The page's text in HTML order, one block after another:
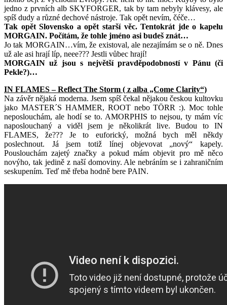
jedno z prvních alb SKYFORGER, tak by tam nebyly klávesy, ale
spíš dudy a různé dechové nástroje. Tak opět nevím, čéče…
Tak opět Slovensko a opět starší věc. Tentokrát jde o kapelu
MORGAIN. Počítám, že tohle jméno asi budeš znát…
Jo tak MORGAIN…vím, že existoval, ale nezajímám se o ně. Dnes
už ale asi hrají líp, neee??? Jestli vůbec hrají!
MORGAIN už jsou s největší pravděpodobností v Pánu (či
Pekle?)…
IN FLAMES – Reflect The Storm ( z alba „Come Clarity“)
Na závěr nějaká moderna. Jsem spíš čekal nějakou českou kultovku
jako MASTER´S HAMMER, ROOT nebo TÖRR :). Moc tohle
neposlouchám, ale hodí se to. AMORPHIS to nejsou, ty mám víc
naposlouchaný a viděl jsem je několikrát live. Budou to IN
FLAMES, že??? Je to euforický, možná bych měl někdy
poslechnout. Já jsem totiž línej objevovat „nový“ kapely.
Pouslouchám zajetý značky a pokud mám objevit pro mě něco
novýho, tak jedině z naší domoviny. Ale nebráním se i zahraničním
seskupením. Teď mě třeba hodně bere PAIN.